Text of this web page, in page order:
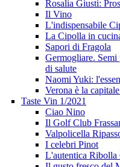
Rosalia Giusti:
Il Vino
L'indispensabile
La Cipolla in
Sapori di Fragola
Germogliare.
di salute
Naomi Yuki:
Verona è la
Taste Vin 1/2021
Ciao Nino
Il Golf Club
Valpolicella
I celebri Pinot
L'autentica Ribolla